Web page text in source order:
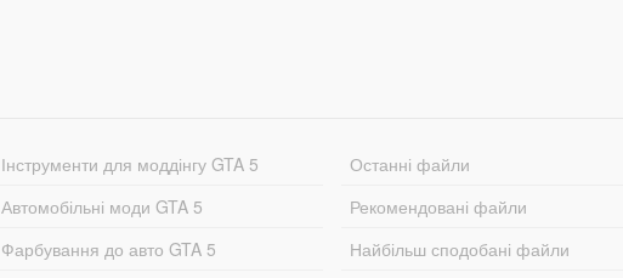
Інструменти для моддінгу GTA 5
Автомобільні моди GTA 5
Фарбування до авто GTA 5
Останні файли
Рекомендовані файли
Найбільш сподобані файли